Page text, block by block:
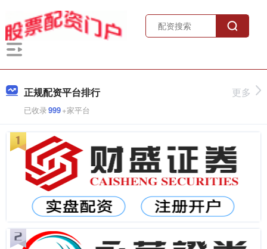
正规配资平台排行
已收录999+家平台
更多